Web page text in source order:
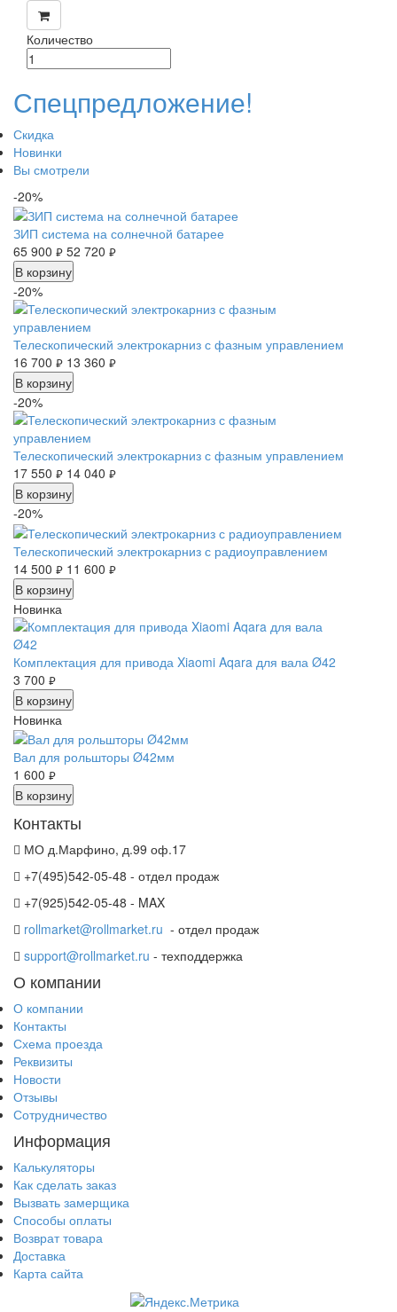
Количество
Спецпредложение!
Скидка
Новинки
Вы смотрели
-20%
ЗИП система на солнечной батарее
65 900 руб. 52 720 руб.
В корзину
-20%
Телескопический электрокарниз с фазным управлением
16 700 руб. 13 360 руб.
В корзину
-20%
Телескопический электрокарниз с фазным управлением
17 550 руб. 14 040 руб.
В корзину
-20%
Телескопический электрокарниз с радиоуправлением
14 500 руб. 11 600 руб.
В корзину
Новинка
Комплектация для привода Xiaomi Aqara для вала Ø42
3 700 руб.
В корзину
Новинка
Вал для рольшторы Ø42мм
1 600 руб.
В корзину
Контакты
МО д.Марфино, д.99 оф.17
+7(495)542-05-48 - отдел продаж
+7(925)542-05-48 - MAX
rollmarket@rollmarket.ru - отдел продаж
support@rollmarket.ru - техподдержка
О компании
О компании
Контакты
Схема проезда
Реквизиты
Новости
Отзывы
Сотрудничество
Информация
Калькуляторы
Как сделать заказ
Вызвать замерщика
Способы оплаты
Возврат товара
Доставка
Карта сайта